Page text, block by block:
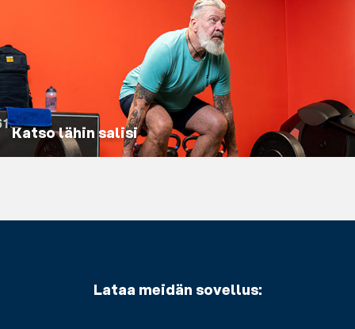
Katso lähin salisi
Lataa meidän sovellus: